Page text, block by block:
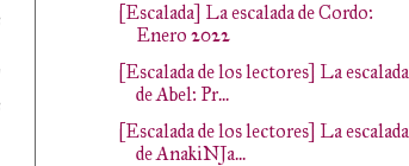
[Escalada] La escalada de Cordo:
Enero 2022
[Escalada de los lectores] La escalada
de Abel: Pr...
[Escalada de los lectores] La escalada
de AnakiNJa...